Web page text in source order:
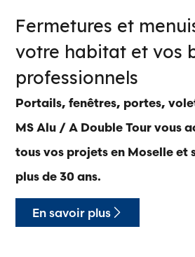
Fermetures et
votre habitat et vos
professionnels
Portails, fenêtres, portes,
MS Alu / A Double Tour vous
tous vos projets en Moselle et
plus de 30 ans.
En savoir plus